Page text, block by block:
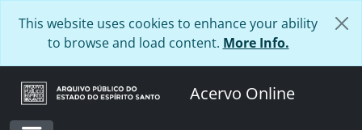
This website uses cookies to enhance your ability
to browse and load content. More Info.
Acervo Online